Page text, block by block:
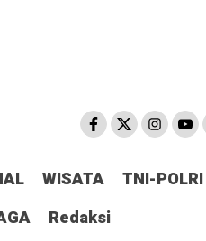
WISATA
TNI-POLRI
Redaksi